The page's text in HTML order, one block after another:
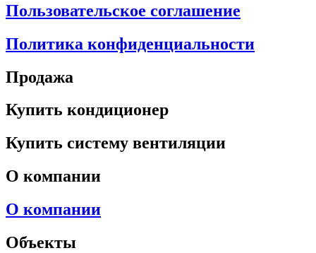
Пользовательское соглашение
Политика конфиденциальности
Продажа
Купить кондиционер
Купить систему вентиляции
О компании
О компании
Объекты